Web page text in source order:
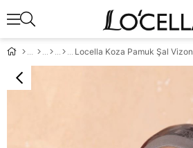
Locella Koza Pamuk Şal Vizon